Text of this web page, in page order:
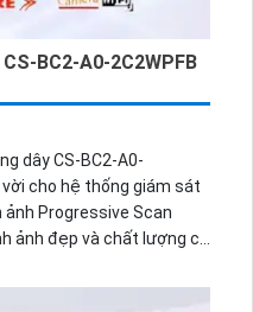
CS-BC2-A0-2C2WPFB
dây CS-BC2-A0-
cho hệ thống giám sát
ảnh Progressive Scan
ảnh đẹp và chất lượng cả
nghệ IP Wifi, giúp tiết